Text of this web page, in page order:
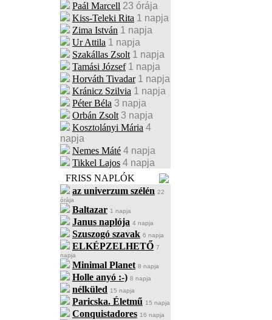
Paál Marcell 23 órája
Kiss-Teleki Rita 1 napja
Zima István 1 napja
Ur Attila 1 napja
Szakállas Zsolt 1 napja
Tamási József 1 napja
Horváth Tivadar 1 napja
Kránicz Szilvia 1 napja
Péter Béla 3 napja
Orbán Zsolt 3 napja
Kosztolányi Mária 4
napja
Nemes Máté 4 napja
Tikkel Lajos 4 napja
FRISS NAPLÓK
az univerzum szélén 22
órája
Baltazar 1 napja
Janus naplója 4 napja
Szuszogó szavak 6 napja
ELKÉPZELHETŐ 7
napja
Minimal Planet 8 napja
Holle anyó :-) 8 napja
nélküled 15 napja
Paricska. Életmű 15 napja
Conquistadores 16 napja